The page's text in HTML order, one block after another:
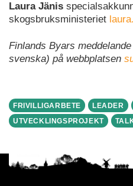
FRIVILLIGARBETE LEADER
UTVECKLINGSPROJEKT
Laura Jänis
skogsbruksministeriet
Finlands Byars
svenska) på webbplatsen